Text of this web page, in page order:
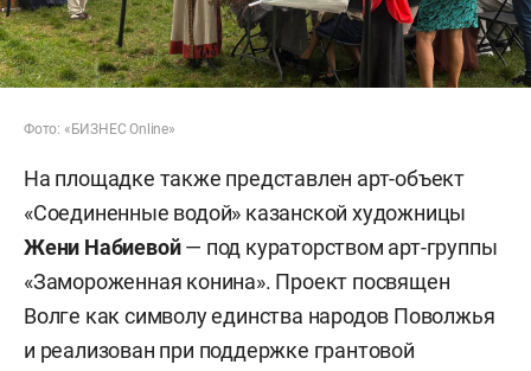
Фото: «БИЗНЕС Online»
На площадке также представлен арт-объект
«Соединенные водой» казанской художницы
Жени Набиевой— под кураторством арт-группы
«Замороженная конина». Проект посвящен
Волге как символу единства народов Поволжья
и реализован при поддержке грантовой